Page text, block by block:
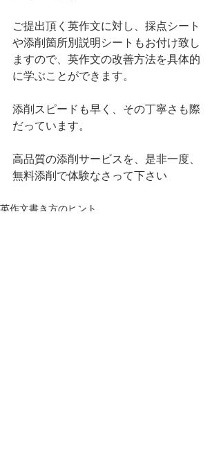
ご提出頂く英作文に対し、採点シート
や添削箇所別説明シートもお付け致し
ますので、英作文の改善方法を具体的
に学ぶことができます。
添削スピードも早く、その丁寧さも際
だっています。
高品質の添削サービスを、是非一度、
無料添削で体験なさって下さい
英作文書き方のヒント